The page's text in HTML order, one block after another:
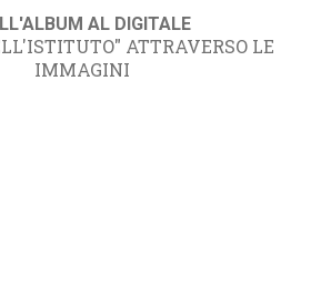
AL DIGITALE
ATTRAVERSO LE
IMMAGINI